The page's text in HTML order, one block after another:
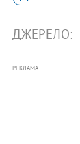
ДЖЕРЕЛО:
РЕКЛАМА